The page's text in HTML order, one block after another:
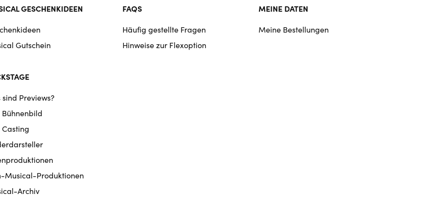
GESCHENKIDEEN
Gutschein
FAQS
Häufig gestellte Fragen
Hinweise zur Flexoption
MEINE DATEN
Meine Bestellungen
sind Previews?
Bühnenbild
Casting
Musical-Produktionen
Archiv